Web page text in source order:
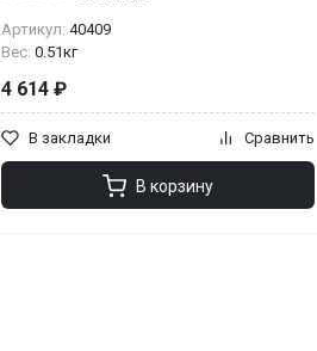
Артикул: 40409
Вес: 0.51кг
4 614 ₽
В закладки Сравнить
В корзину